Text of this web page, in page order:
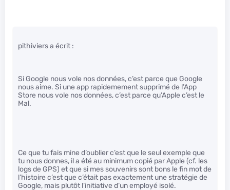
pithiviers a écrit :
Si Google nous vole nos données, c’est parce que Google
nous aime. Si une app rapidemement supprimé de l’App
Store nous vole nos données, c’est parce qu’Apple c’est le
Mal.
Ce que tu fais mine d’oublier c’est que le seul exemple que
tu nous donnes, il a été au minimum copié par Apple (cf. les
logs de GPS) et que si mes souvenirs sont bons le fin mot de
l’histoire c’est que c’était pas exactement une stratégie de
Google, mais plutôt l’initiative d’un employé isolé.